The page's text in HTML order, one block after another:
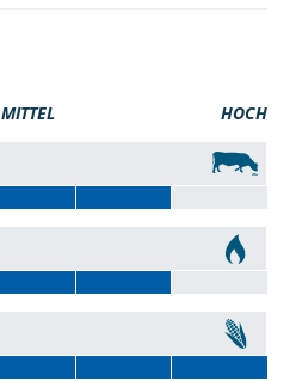
MITTEL HOCH